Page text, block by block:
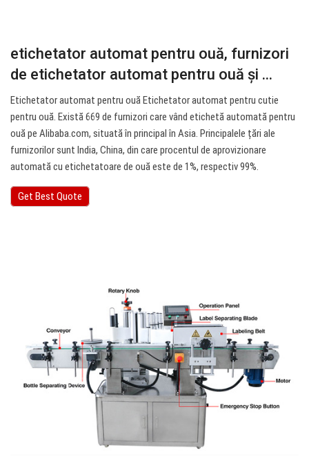
etichetator automat pentru ouă, furnizori
de etichetator automat pentru ouă și ...
Etichetator automat pentru ouă Etichetator automat pentru cutie
pentru ouă. Există 669 de furnizori care vând etichetă automată pentru
ouă pe Alibaba.com, situată în principal în Asia. Principalele țări ale
furnizorilor sunt India, China, din care procentul de aprovizionare
automată cu etichetatoare de ouă este de 1%, respectiv 99%.
Get Best Quote